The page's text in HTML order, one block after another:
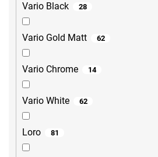
Vario Black 28
Vario Gold Matt 62
Vario Chrome 14
Vario White 62
Loro 81